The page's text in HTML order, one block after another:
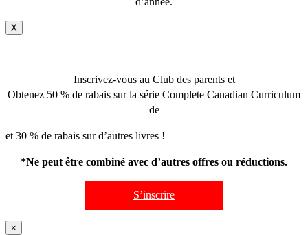
X
Inscrivez-vous au Club des parents et
Obtenez 50 % de rabais sur la série Complete Canadian Curriculum
de
et 30 % de rabais sur d’autres livres !
*Ne peut être combiné avec d’autres offres ou réductions.
S’inscrire
×